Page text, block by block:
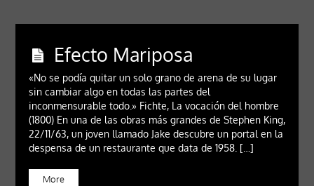
Efecto Mariposa
«No se podía quitar un solo grano de arena de su lugar
sin cambiar algo en todas las partes del
inconmensurable todo.» Fichte, La vocación del hombre
(1800) En una de las obras más grandes de Stephen King,
22/11/63, un joven llamado Jake descubre un portal en la
despensa de un restaurante que data de 1958. […]
More